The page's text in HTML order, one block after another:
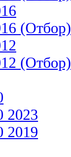
(Отбор)
(Отбор)